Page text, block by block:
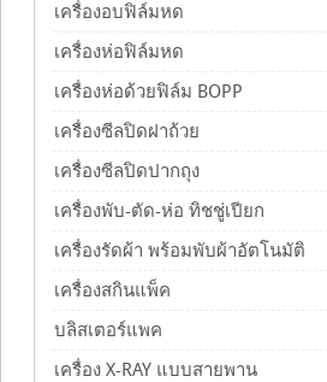
เครื่องอบฟิล์มหด
เครื่องห่อฟิล์มหด
เครื่องห่อด้วยฟิล์ม BOPP
เครื่องซีลปิดฝาถ้วย
เครื่องซีลปิดปากถุง
เครื่องพับ-ตัด-ห่อ ทิชชู่เปียก
เครื่องรัดผ้า พร้อมพับผ้าอัตโนมัติ
เครื่องสกินแพ็ค
บลิสเตอร์แพค
เครื่อง X-RAY แบบสายพาน